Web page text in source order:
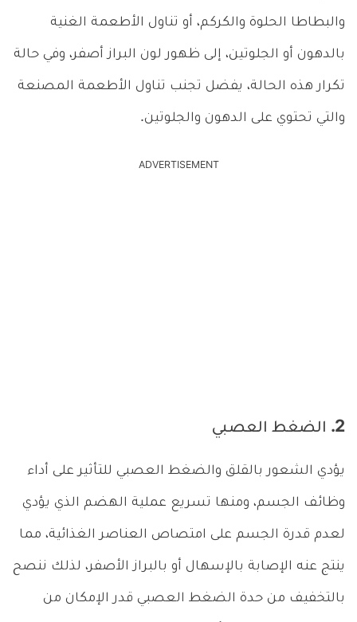
والبطاطا الحلوة والكركم، أو تناول الأطعمة الغنية
بالدهون أو الجلوتين، إلى ظهور لون البراز أصفر، وفي حالة
تكرار هذه الحالة، يفضل تجنب تناول الأطعمة المصنعة
والتي تحتوي على الدهون والجلوتين.
ADVERTISEMENT
2. الضغط العصبي
يؤدي الشعور بالقلق والضغط العصبي للتأثير على أداء
وظائف الجسم، ومنها تسريع عملية الهضم الذي يؤدي
لعدم قدرة الجسم على امتصاص العناصر الغذائية، مما
ينتج عنه الإصابة بالإسهال أو بالبراز الأصفر، لذلك ننصح
بالتخفيف من حدة الضغط العصبي قدر الإمكان من